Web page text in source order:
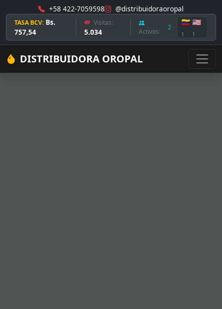
+58 422-7059598 @distribuidoraoropal
TASA BCV: Bs.
757,54
Visitas:
5.034 Activos: 2
🇻🇪
1
🇺🇸
1
DISTRIBUIDORA OROPAL